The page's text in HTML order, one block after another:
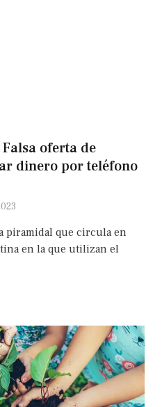
oferta de
dinero por teléfono
piramidal que circula en
en la que utilizan el